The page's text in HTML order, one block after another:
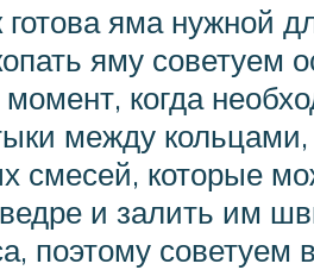
готова яма нужной
яму советуем
когда
между
которые
и залить им
поэтому